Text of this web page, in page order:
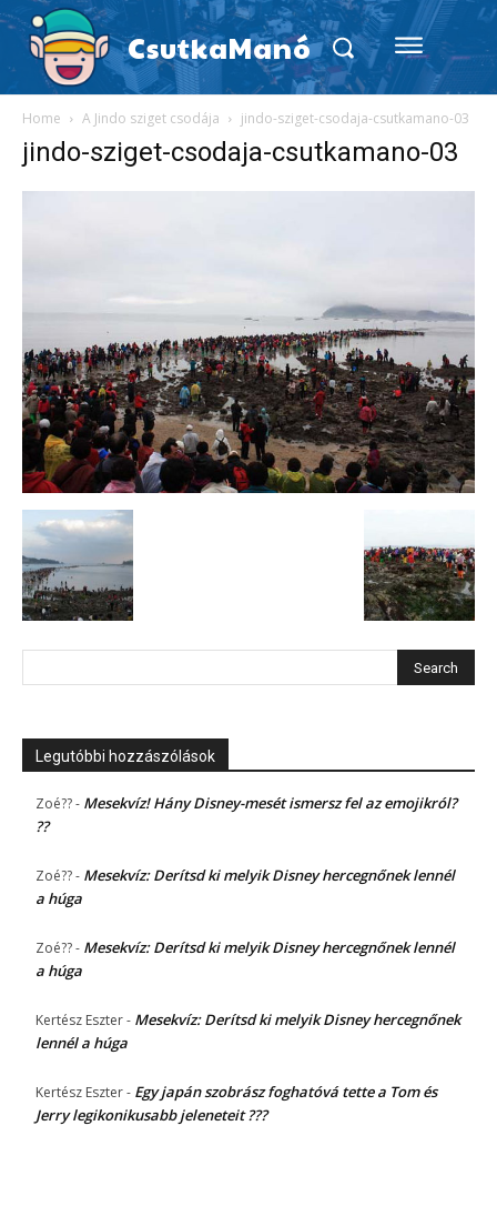
CsutkaManó
Home A Jindo sziget csodája jindo-sziget-csodaja-csutkamano-03
jindo-sziget-csodaja-csutkamano-03
Legutóbbi hozzászólások
Zoé??- Mesekvíz! Hány Disney-mesét ismersz fel az emojikról?
??
Zoé??- Mesekvíz: Derítsd ki melyik Disney hercegnőnek lennél
a húga
Zoé??- Mesekvíz: Derítsd ki melyik Disney hercegnőnek lennél
a húga
Kertész Eszter- Mesekvíz: Derítsd ki melyik Disney hercegnőnek
lennél a húga
Kertész Eszter- Egy japán szobrász foghatóvá tette a Tom és
Jerry legikonikusabb jeleneteit ???